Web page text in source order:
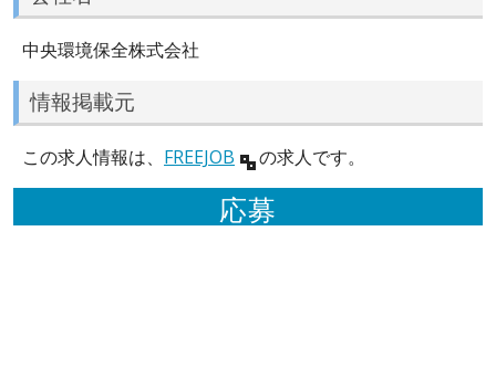
中央環境保全株式会社
情報掲載元
この求人情報は、 FREEJOB の求人です。
応募